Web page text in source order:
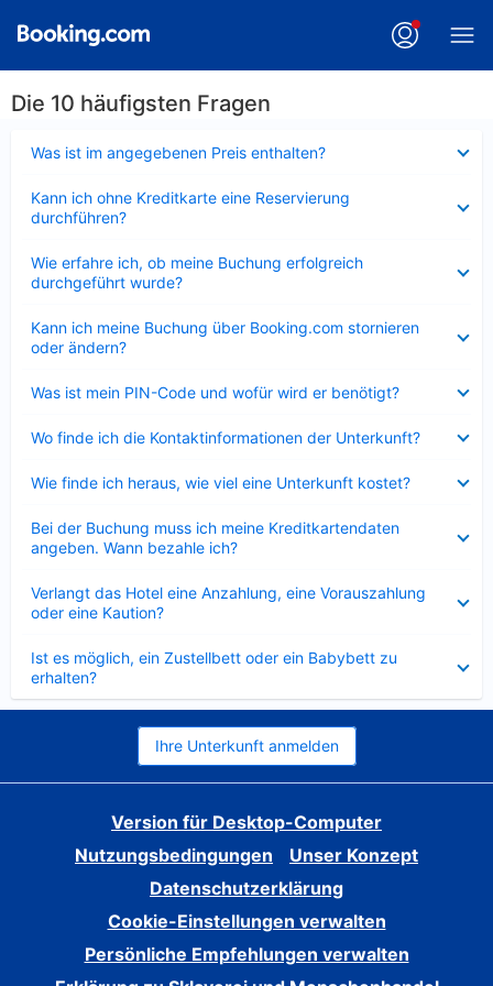
Die 10 häufigsten Fragen
Was ist im angegebenen Preis enthalten?
Kann ich ohne Kreditkarte eine Reservierung
durchführen?
Wie erfahre ich, ob meine Buchung erfolgreich
durchgeführt wurde?
Kann ich meine Buchung über Booking.com stornieren
oder ändern?
Was ist mein PIN-Code und wofür wird er benötigt?
Wo finde ich die Kontaktinformationen der Unterkunft?
Wie finde ich heraus, wie viel eine Unterkunft kostet?
Bei der Buchung muss ich meine Kreditkartendaten
angeben. Wann bezahle ich?
Verlangt das Hotel eine Anzahlung, eine Vorauszahlung
oder eine Kaution?
Ist es möglich, ein Zustellbett oder ein Babybett zu
erhalten?
Ihre Unterkunft anmelden
Version für Desktop-Computer
Nutzungsbedingungen
Unser Konzept
Datenschutzerklärung
Cookie-Einstellungen verwalten
Persönliche Empfehlungen verwalten